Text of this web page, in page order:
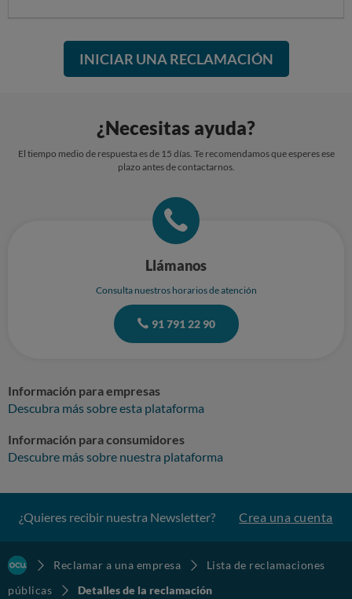
INICIAR UNA RECLAMACIÓN
¿Necesitas ayuda?
El tiempo medio de respuesta es de 15 días. Te recomendamos que esperes ese
plazo antes de contactarnos.
Llámanos
Consulta nuestros horarios de atención
91 791 22 90
Información para empresas
Descubra más sobre esta plataforma
Información para consumidores
Descubre más sobre nuestra plataforma
¿Quieres recibir nuestra Newsletter? Crea una cuenta
Reclamar a una empresa
Lista de reclamaciones
públicas
Detalles de la reclamación